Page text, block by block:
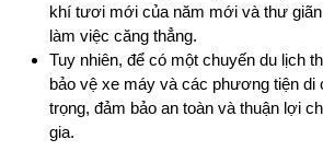
khí tươi mới của năm mới và thư
làm việc căng thẳng.
Tuy nhiên, để có một chuyến du lịch
bảo vệ xe máy và các phương tiện di
trọng, đảm bảo an toàn và thuận lợi
gia.